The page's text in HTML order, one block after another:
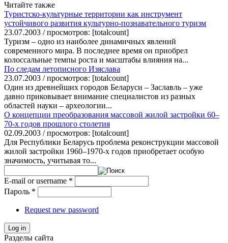
Читайте также
Туристско-культурные территории как инструмент
устойчивого развития культурно-познавательного туризм
23.07.2003 / просмотров: [totalcount]
Туризм – одно из наиболее динамичных явлений
современного мира. В последнее время он приобрел
колоссальные темпы роста и масштабы влияния на...
По следам летописного Изяслава
23.07.2003 / просмотров: [totalcount]
Один из древнейших городов Беларуси – Заславль – уже
давно приковывает внимание специалистов из разных
областей науки – археологии...
О концепции преобразования массовой жилой застройки 60–
70-х годов прошлого столетия
02.09.2003 / просмотров: [totalcount]
Для Республики Беларусь проблема реконструкции массовой
жилой застройки 1960–1970-х годов приобретает особую
значимость, учитывая то...
E-mail or username *
Пароль *
Request new password
Log in
Разделы сайта